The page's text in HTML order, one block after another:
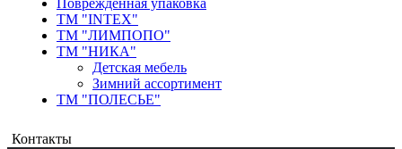
ТМ "INTEX"
ТМ "ЛИМПОПО"
ТМ "НИКА"
Детская мебель
Зимний ассортимент
ТМ "ПОЛЕСЬЕ"
Контакты